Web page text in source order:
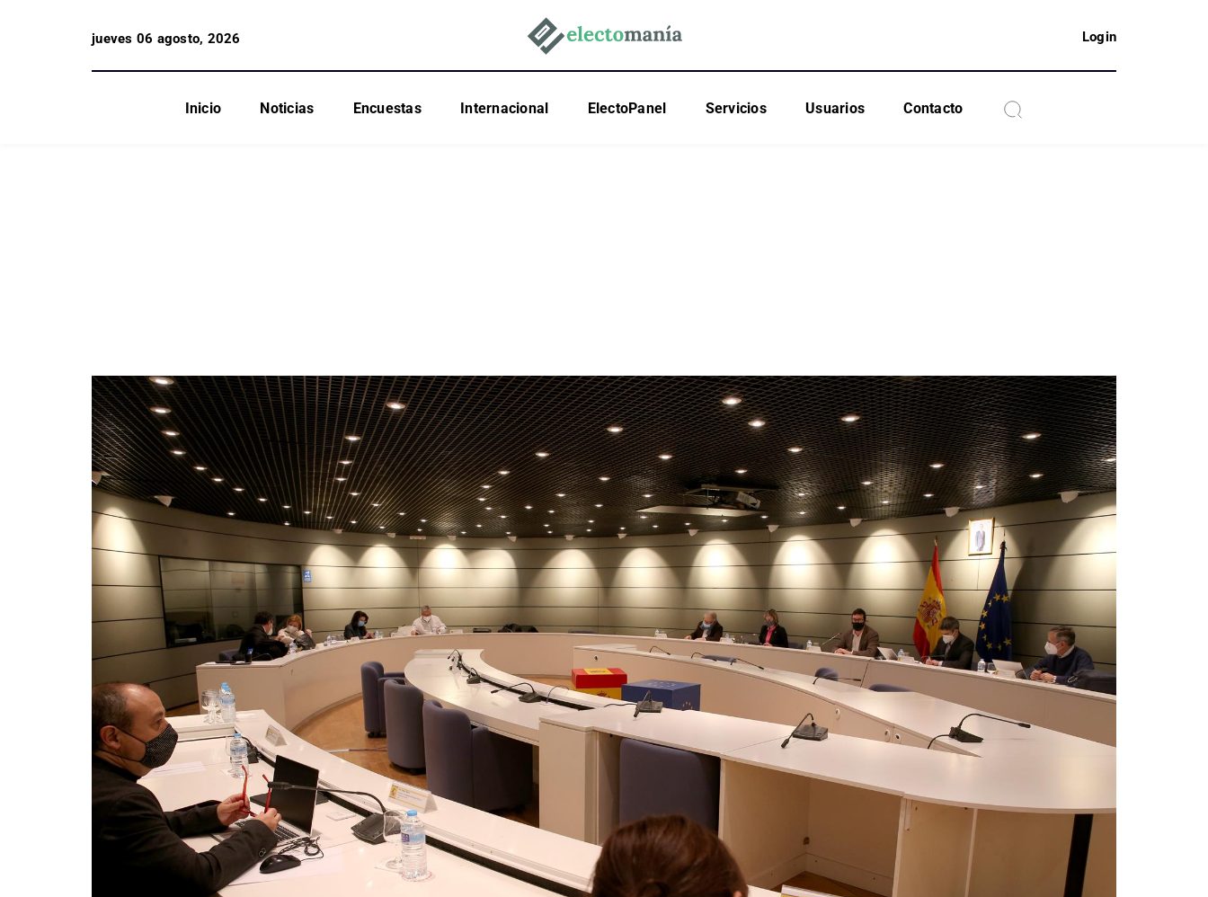
jueves 06 agosto, 2026 Login
Inicio Noticias Encuestas Internacional ElectoPanel Servicios Usuarios Contacto